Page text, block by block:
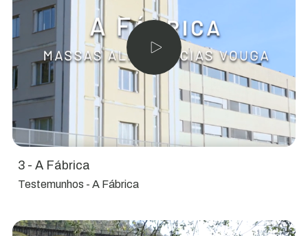
3 - A Fábrica
Testemunhos - A Fábrica